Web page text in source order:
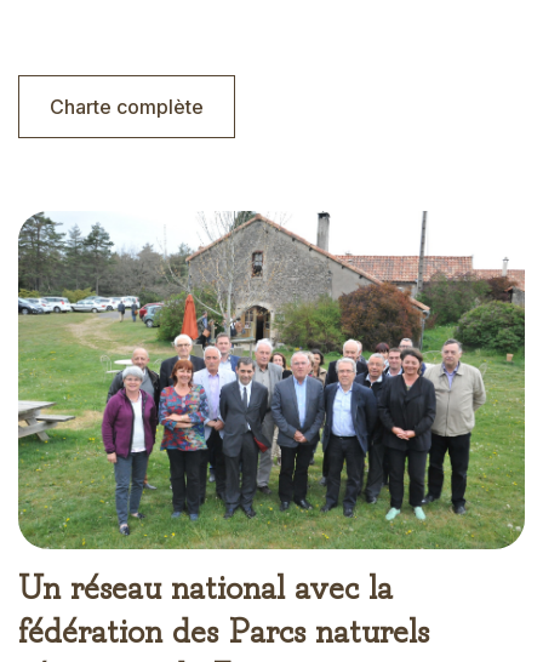
Charte complète
Un réseau national avec la
fédération des Parcs naturels